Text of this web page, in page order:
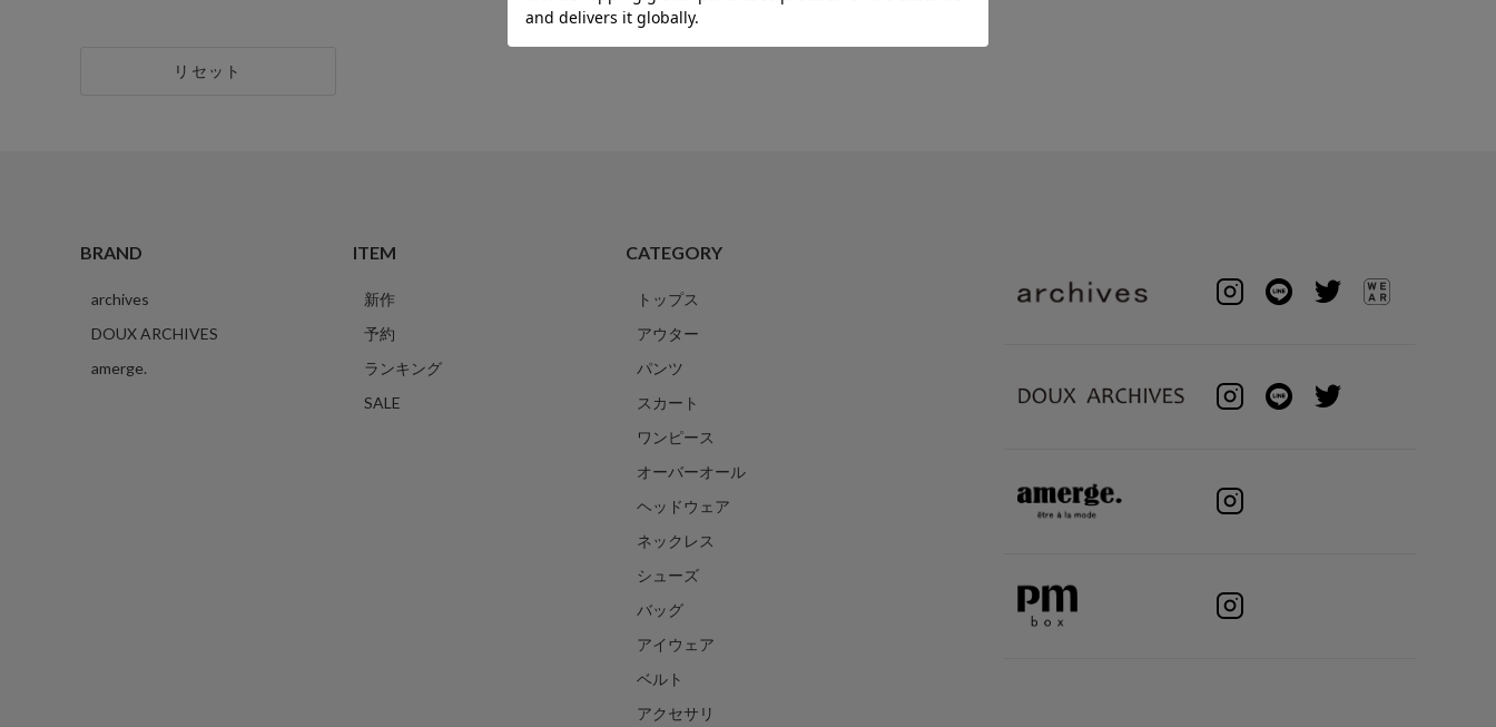
リセット
BRAND
archives
DOUX ARCHIVES
amerge.
ITEM
新作
予約
ランキング
SALE
CATEGORY
トップス
アウター
パンツ
スカート
ワンピース
オーバーオール
ヘッドウェア
ネックレス
シューズ
バッグ
アイウェア
ベルト
アクセサリ